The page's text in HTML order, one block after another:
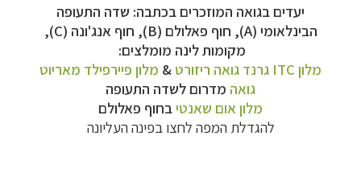
יעדים בגואה המוזכרים בכתבה: שדה התעופה
הבינלאומי (A), חוף פאלולם (B), חוף
אנג'ונה (C),
מקומות לינה מומלצים:
מלון ITC גרנד גואה ריזורט& מלון פיירפילד מאריוט
גואה מדרום לשדה התעופה
מלון אום שאנטיבחוף פאלולם
להגדלת המפה לחצו בפינה העליונה